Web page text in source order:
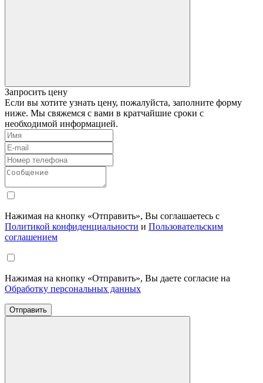
Запросить цену
Если вы хотите узнать цену, пожалуйста, заполните форму
ниже. Мы свяжемся с вами в кратчайшие сроки с
необходимой информацией.
Нажимая на кнопку «Отправить», Вы соглашаетесь с
Политикой конфиденциальности и Пользовательским
соглашением
Нажимая на кнопку «Отправить», Вы даете согласие на
Обработку персональных данных
Отправить